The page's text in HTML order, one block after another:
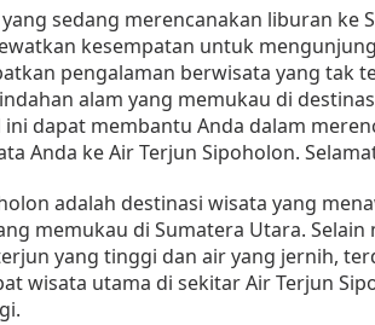
yang sedang merencanakan liburan ke
kesempatan untuk
pengalaman berwisata yang tak
alam yang memukau di
dapat membantu Anda dalam
Anda ke Air Terjun Sipoholon.
adalah destinasi wisata yang
memukau di Sumatera Utara. Selain
yang tinggi dan air yang jernih,
wisata utama di sekitar Air Terjun